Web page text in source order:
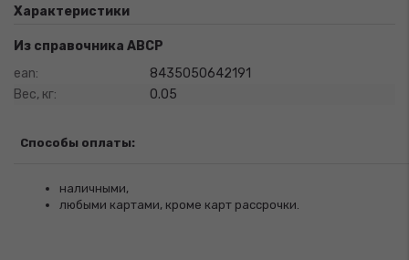
Характеристики
Из справочника ABCP
ean:
8435050642191
Вес, кг:
0.05
Способы оплаты:
наличными,
любыми картами, кроме карт рассрочки.